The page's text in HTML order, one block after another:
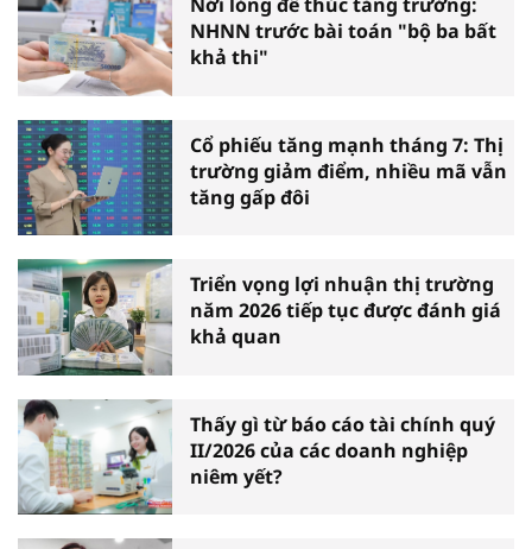
NHNN trước bài toán "bộ ba bất
khả thi"
Cổ phiếu tăng mạnh tháng 7: Thị
trường giảm điểm, nhiều mã vẫn
tăng gấp đôi
Triển vọng lợi nhuận thị trường
năm 2026 tiếp tục được đánh giá
khả quan
Thấy gì từ báo cáo tài chính quý
II/2026 của các doanh nghiệp
niêm yết?